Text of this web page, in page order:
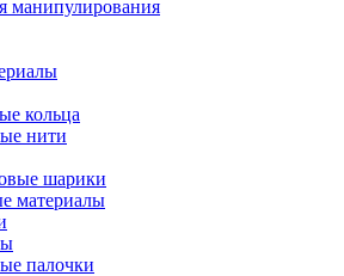
манипулирования
кольца
нити
шарики
материалы
палочки